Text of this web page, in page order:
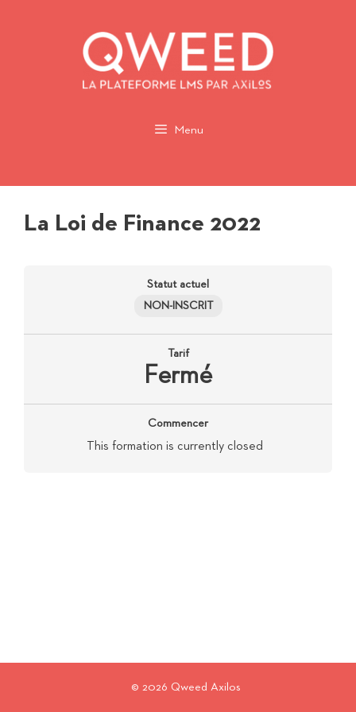
Menu
La Loi de Finance 2022
Statut actuel
NON-INSCRIT
Tarif
Fermé
Commencer
This formation is currently closed
© 2026 Qweed Axilos